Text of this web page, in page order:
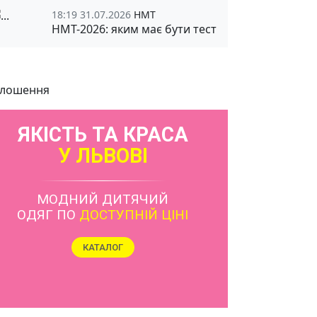
18:19 31.07.2026 НМТ
НМТ-2026: яким має бути тест
ЯКІСТЬ ТА КРАСА
У ЛЬВОВІ
МОДНИЙ ДИТЯЧИЙ
ОДЯГ ПО ДОСТУПНІЙ ЦІНІ
КАТАЛОГ